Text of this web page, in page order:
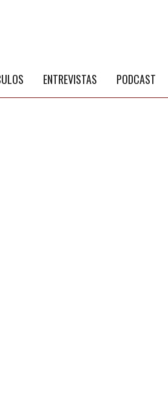
ENTREVISTAS PODCAST